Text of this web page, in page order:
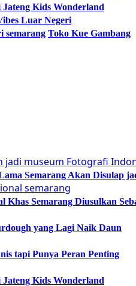
Kids Wonderland
Luar Negeri
semarang Toko Kue Gambang
Semarang Akan Disulap
Khas Semarang Diusulkan
yang Lagi Naik Daun
tapi Punya Peran Penting
Kids Wonderland